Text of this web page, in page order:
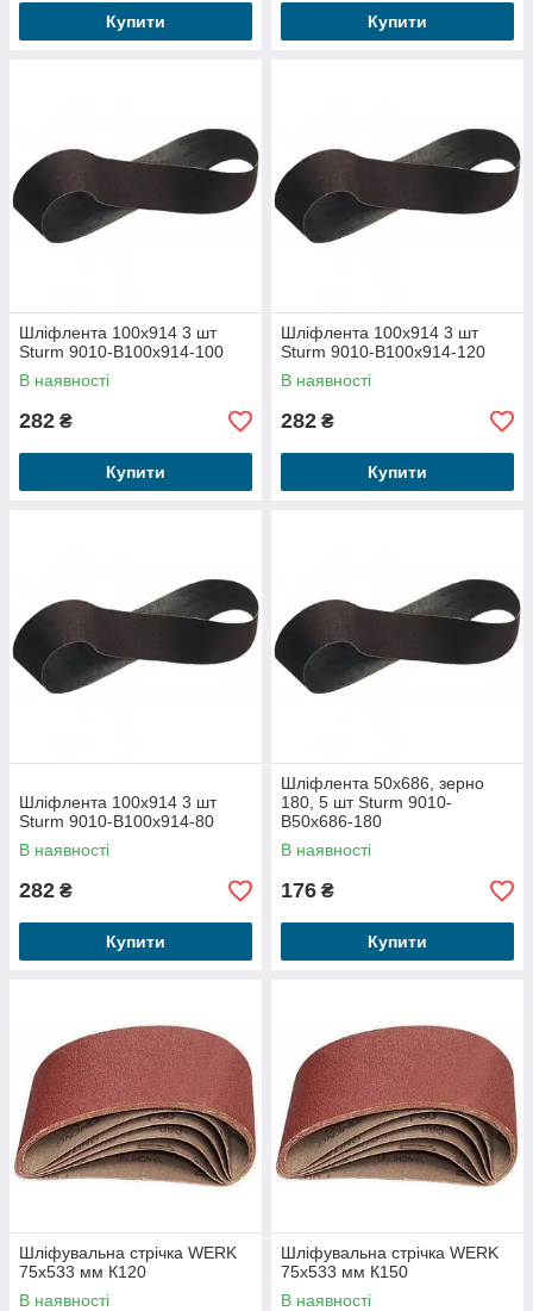
Купити Купити
Шліфлента 100x914 3 шт
Sturm 9010-B100x914-100
В наявності
282 ₴
Купити
Шліфлента 100x914 3 шт
Sturm 9010-B100x914-120
В наявності
282 ₴
Купити
Шліфлента 100x914 3 шт
Sturm 9010-B100x914-80
В наявності
282 ₴
Купити
Шліфлента 50x686, зерно
180, 5 шт Sturm 9010-
B50x686-180
В наявності
176 ₴
Купити
Шліфувальна стрічка WERK
75х533 мм К120
В наявності
Шліфувальна стрічка WERK
75х533 мм К150
В наявності